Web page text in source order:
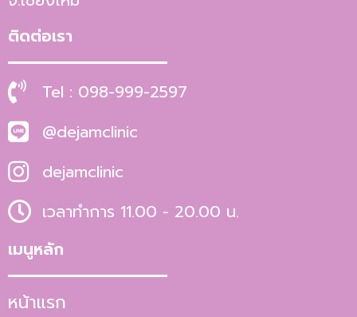
ติดต่อเรา
Tel : 098-999-2597
@dejamclinic
dejamclinic
เวลาทำการ 11.00 - 20.00 น.
เมนูหลัก
หน้าแรก